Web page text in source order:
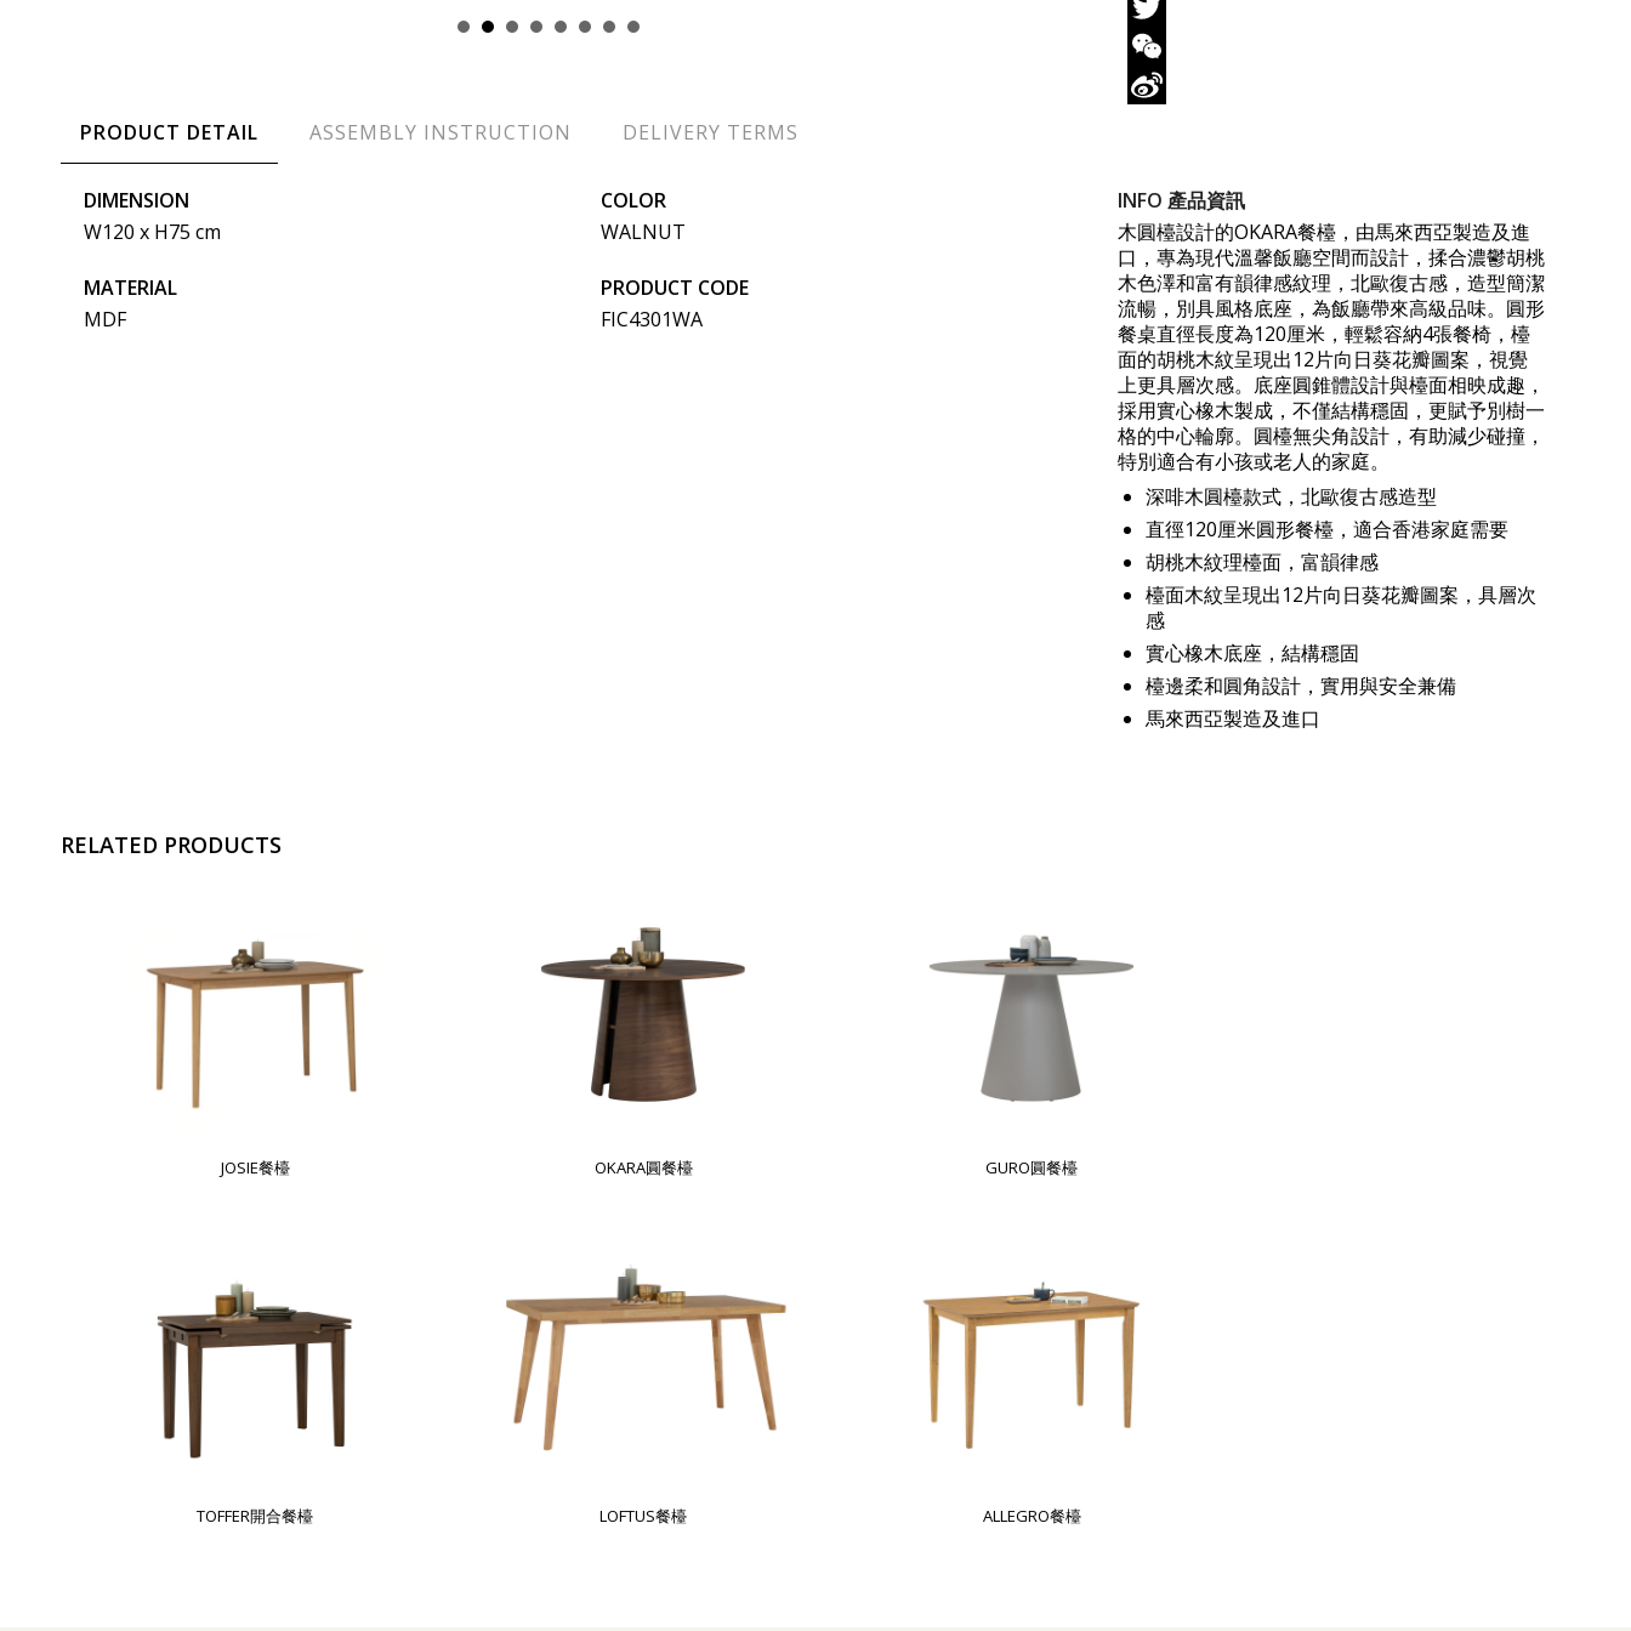
Facebook
Twitter
WeChat
PRODUCT DETAIL ASSEMBLY INSTRUCTION DELIVERY TERMS
DIMENSION
W120 x H75 cm
MATERIAL
MDF
COLOR
WALNUT
PRODUCT CODE
FIC4301WA
INFO 產品資訊
木圓檯設計的OKARA餐檯，由馬來西亞製造及進
口，專為現代溫馨飯廳空間而設計，揉合濃鬱胡桃
木色澤和富有韻律感紋理，北歐復古感，造型簡潔
流暢，別具風格底座，為飯廳帶來高級品味。圓形
餐桌直徑長度為120厘米，輕鬆容納4張餐椅，檯
面的胡桃木紋呈現出12片向日葵花瓣圖案，視覺
上更具層次感。底座圓錐體設計與檯面相映成趣，
採用實心橡木製成，不僅結構穩固，更賦予別樹一
格的中心輪廓。圓檯無尖角設計，有助減少碰撞，
特別適合有小孩或老人的家庭。
深啡木圓檯款式，北歐復古感造型
直徑120厘米圓形餐檯，適合香港家庭需要
胡桃木紋理檯面，富韻律感
檯面木紋呈現出12片向日葵花瓣圖案，具層次
感
實心橡木底座，結構穩固
檯邊柔和圓角設計，實用與安全兼備
馬來西亞製造及進口
RELATED PRODUCTS
JOSIE餐檯 OKARA圓餐檯 GURO圓餐檯
TOFFER開合餐檯 LOFTUS餐檯 ALLEGRO餐檯